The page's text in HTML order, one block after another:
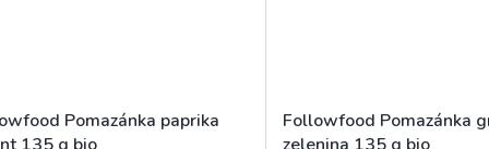
Pomazánka paprika
Followfood Pomazánka